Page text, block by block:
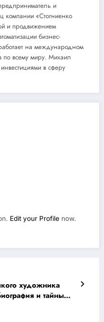
и
компании «Стогниенко
и продвижением
бизнес-
на международном
по всему миру. Михаил
в сферу
Edit your Profile now.
художника
и тайны